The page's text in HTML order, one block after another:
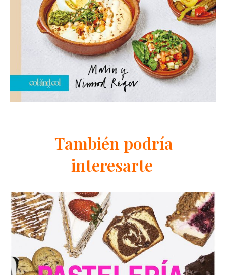
También podría
interesarte